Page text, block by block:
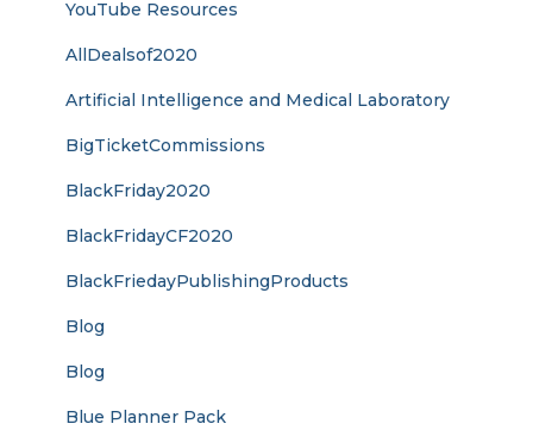
YouTube Resources
AllDealsof2020
Artificial Intelligence and Medical Laboratory
BigTicketCommissions
BlackFriday2020
BlackFridayCF2020
BlackFriedayPublishingProducts
Blog
Blog
Blue Planner Pack